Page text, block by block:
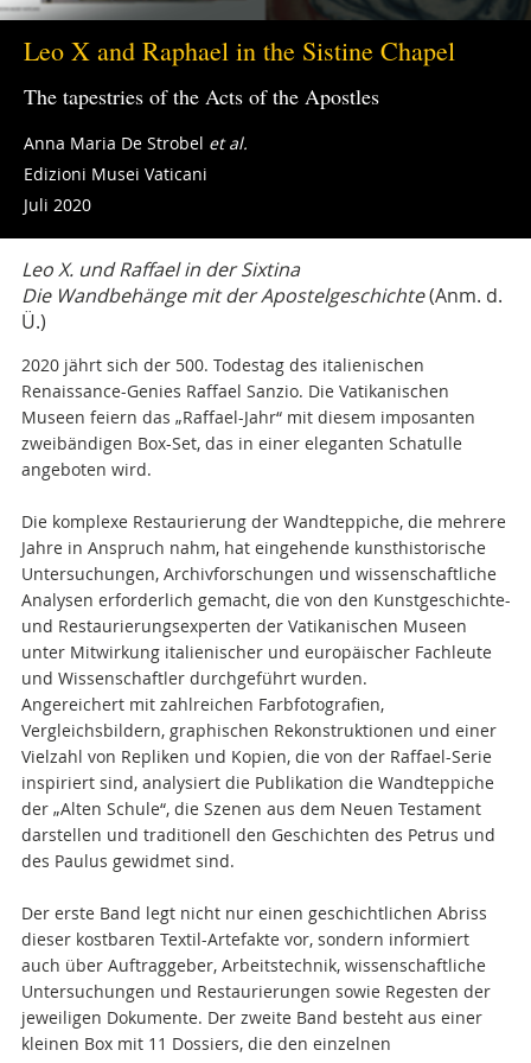
Leo X and Raphael in the Sistine Chapel
The tapestries of the Acts of the Apostles
Anna Maria De Strobel et al.
Edizioni Musei Vaticani
Juli 2020
Leo X. und Raffael in der Sixtina
Die Wandbehänge mit der Apostelgeschichte(Anm. d.
Ü.)
2020 jährt sich der 500. Todestag des italienischen
Renaissance-Genies Raffael Sanzio. Die Vatikanischen
Museen feiern das „Raffael-Jahr“ mit diesem imposanten
zweibändigen Box-Set, das in einer eleganten Schatulle
angeboten wird.
Die komplexe Restaurierung der Wandteppiche, die mehrere
Jahre in Anspruch nahm, hat eingehende kunsthistorische
Untersuchungen, Archivforschungen und wissenschaftliche
Analysen erforderlich gemacht, die von den Kunstgeschichte-
und Restaurierungsexperten der Vatikanischen Museen
unter Mitwirkung italienischer und europäischer Fachleute
und Wissenschaftler durchgeführt wurden.
Angereichert mit zahlreichen Farbfotografien,
Vergleichsbildern, graphischen Rekonstruktionen und einer
Vielzahl von Repliken und Kopien, die von der Raffael-Serie
inspiriert sind, analysiert die Publikation die Wandteppiche
der „Alten Schule“, die Szenen aus dem Neuen Testament
darstellen und traditionell den Geschichten des Petrus und
des Paulus gewidmet sind.
Der erste Band legt nicht nur einen geschichtlichen Abriss
dieser kostbaren Textil-Artefakte vor, sondern informiert
auch über Auftraggeber, Arbeitstechnik, wissenschaftliche
Untersuchungen und Restaurierungen sowie Regesten der
jeweiligen Dokumente. Der zweite Band besteht aus einer
kleinen Box mit 11 Dossiers, die den einzelnen